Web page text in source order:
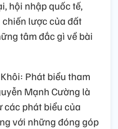
hội nhập quốc tế,
lược của đất
tâm đắc gì về bài
Phát biểu tham
Mạnh Cường là
các phát biểu của
với những đóng góp